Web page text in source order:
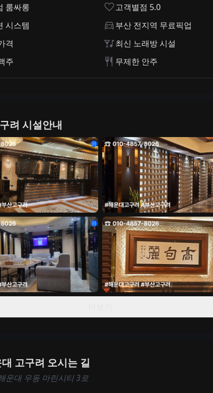
룸싸롱
고객별점 5.0
시스템
부산 전지역 무료픽업
격
최신 노래방 시설
주
무제한 안주
려 시설안내
고구려 오시는 길
운대 우동 마린시티 3로